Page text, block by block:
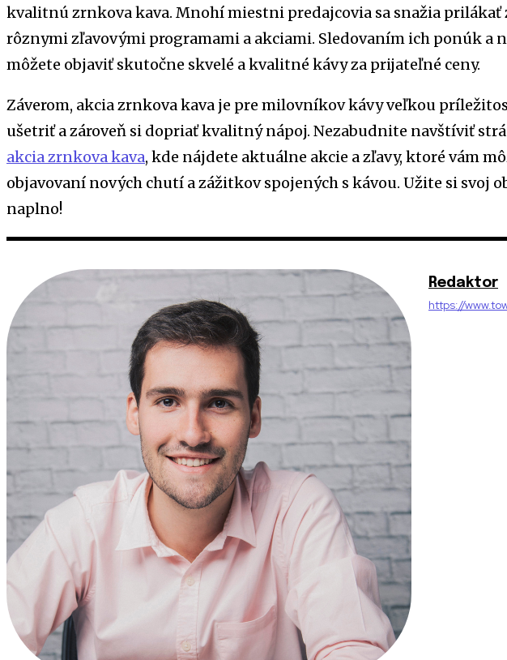
kvalitnú zrnkova kava. Mnohí miestni predajcovia sa snažia prilákať
rôznymi zľavovými programami a akciami. Sledovaním ich ponúk a
môžete objaviť skutočne skvelé a kvalitné kávy za prijateľné ceny.
Záverom, akcia zrnkova kava je pre milovníkov kávy veľkou
ušetriť a zároveň si dopriať kvalitný nápoj. Nezabudnite navštíviť
akcia zrnkova kava, kde nájdete aktuálne akcie a zľavy, ktoré vám
objavovaní nových chutí a zážitkov spojených s kávou. Užite si svoj
naplno!
Redaktor
https://